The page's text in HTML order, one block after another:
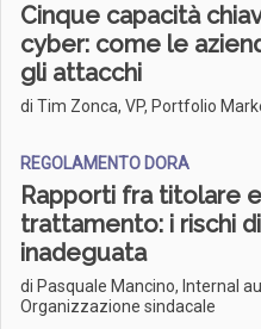
Cinque capacità
cyber: come le
gli attacchi
di Tim Zonca, VP, Portfolio
REGOLAMENTO DORA
Rapporti fra titolare
trattamento: i rischi
inadeguata
di Pasquale Mancino, Internal
Organizzazione sindacale